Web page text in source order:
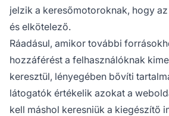
jelzik a keresőmotoroknak, hogy
és elkötelező.
Ráadásul, amikor további
hozzáférést a felhasználóknak
keresztül, lényegében bővíti
látogatók értékelik azokat a
kell máshol keresniük a kiegészítő